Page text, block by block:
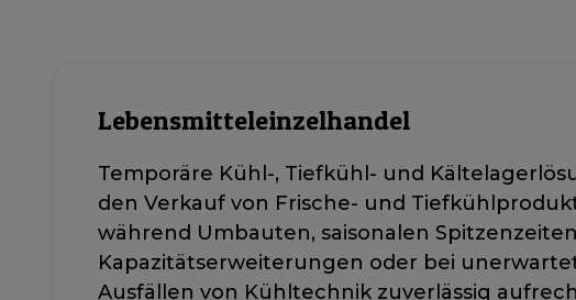
Lebensmitteleinzelhandel
Temporäre Kühl-, Tiefkühl- und
den Verkauf von Frische- und
während Umbauten, saisonalen
Kapazitätserweiterungen oder bei
Ausfällen von Kühltechnik zuverlässig